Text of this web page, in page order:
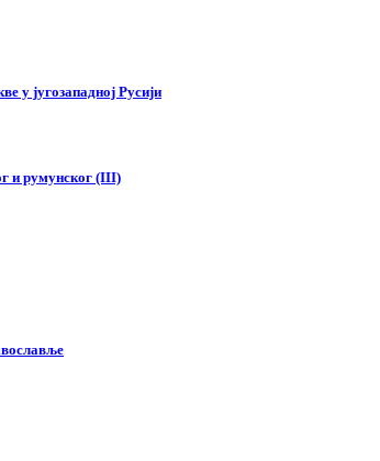
у југозападној Русији
и румунског (III)